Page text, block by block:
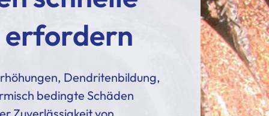
erfordern
Dendritenbildung,
bedingte Schäden